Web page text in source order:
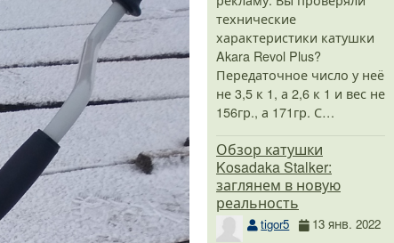
технические
характеристики катушки
Akara Revol Plus?
Передаточное число у неё
не 3,5 к 1, а 2,6 к 1 и вес не
156гр., а 171гр. С…
Обзор катушки
Kosadaka Stalker:
заглянем в новую
реальность
tigor5 13 янв. 2022